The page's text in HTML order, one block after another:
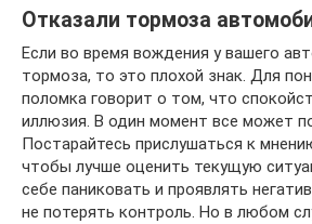
Отказали тормоза
Если во время вождения у вашего
тормоза, то это плохой знак. Для
поломка говорит о том, что
иллюзия. В один момент все может
Постарайтесь прислушаться к
чтобы лучше оценить текущую
себе паниковать и проявлять
не потерять контроль. Но в любом